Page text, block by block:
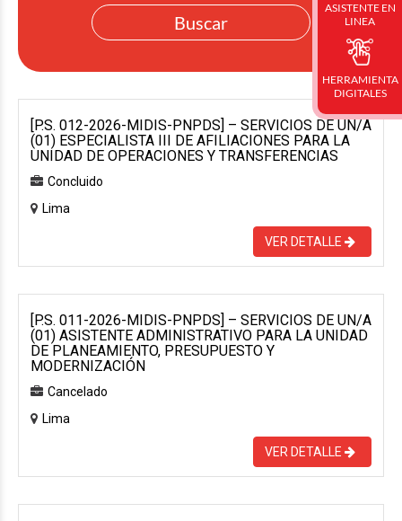
[P.S. 012-2026-MIDIS-PNPDS] – SERVICIOS DE UN/A
(01) ESPECIALISTA III DE AFILIACIONES PARA LA
UNIDAD DE OPERACIONES Y TRANSFERENCIAS
Concluido
Lima
VER DETALLE
[P.S. 011-2026-MIDIS-PNPDS] – SERVICIOS DE UN/A
(01) ASISTENTE ADMINISTRATIVO PARA LA UNIDAD
DE PLANEAMIENTO, PRESUPUESTO Y
MODERNIZACIÓN
Cancelado
Lima
VER DETALLE
ASISTENTE EN
LINEA
HERRAMIENTA
DIGITALES